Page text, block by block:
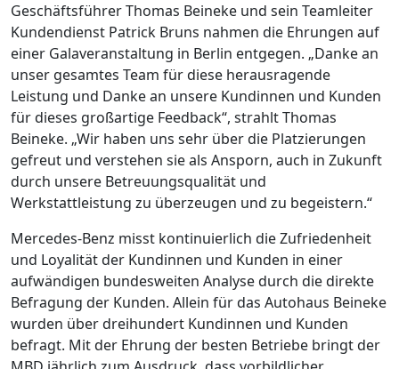
Geschäftsführer Thomas Beineke und sein Teamleiter
Kundendienst Patrick Bruns nahmen die Ehrungen auf
einer Galaveranstaltung in Berlin entgegen. „Danke an
unser gesamtes Team für diese herausragende
Leistung und Danke an unsere Kundinnen und Kunden
für dieses großartige Feedback“, strahlt Thomas
Beineke. „Wir haben uns sehr über die Platzierungen
gefreut und verstehen sie als Ansporn, auch in Zukunft
durch unsere Betreuungsqualität und
Werkstattleistung zu überzeugen und zu begeistern.“
Mercedes-Benz misst kontinuierlich die Zufriedenheit
und Loyalität der Kundinnen und Kunden in einer
aufwändigen bundesweiten Analyse durch die direkte
Befragung der Kunden. Allein für das Autohaus Beineke
wurden über dreihundert Kundinnen und Kunden
befragt. Mit der Ehrung der besten Betriebe bringt der